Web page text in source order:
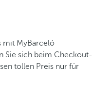
mit MyBarceló
Sie sich beim Checkout-
tollen Preis nur für